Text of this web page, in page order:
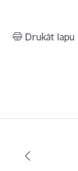
Drukāt lapu